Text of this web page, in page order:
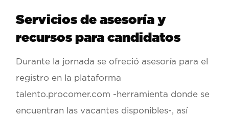
Servicios de asesoría y
recursos para candidatos
Durante la jornada se ofreció asesoría para el
registro en la plataforma
talento.procomer.com -herramienta donde se
encuentran las vacantes disponibles-, así